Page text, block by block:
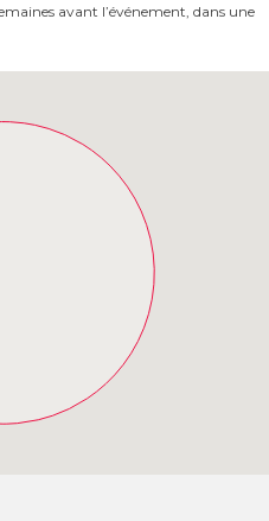
avant l’événement, dans une